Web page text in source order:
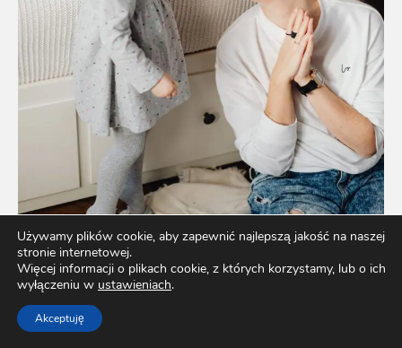
Używamy plików cookie, aby zapewnić najlepszą jakość na naszej
stronie internetowej.
Więcej informacji o plikach cookie, z których korzystamy, lub o ich
wyłączeniu w ustawieniach.
Akceptuję